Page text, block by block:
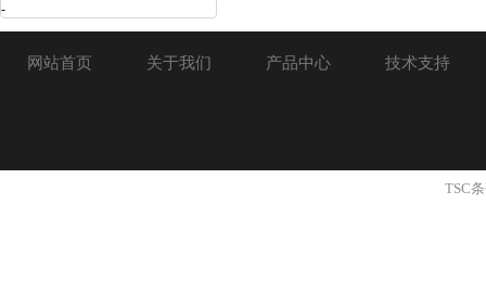
-
网站首页 关于我们 产品中心 技术支持
TSC